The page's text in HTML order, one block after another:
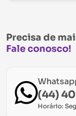
Precisa de
Fale conosco!
(44)
Horário: